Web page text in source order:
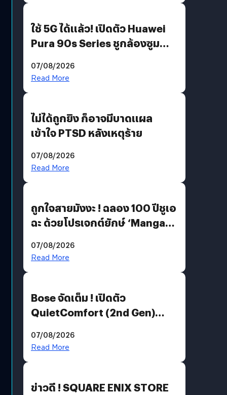
ใช้ 5G ได้แล้ว! เปิดตัว Huawei
Pura 90s Series ชูกล้องซูม
07/08/2026
Read More
ไม่ได้ถูกยิง ก็อาจมีบาดแผล
เข้าใจ PTSD หลังเหตุร้าย
07/08/2026
Read More
ถูกใจสายมังงะ ! ฉลอง 100 ปีชูเอ
ฉะ ด้วยโปรเจกต์ยักษ์ ‘Manga
มีภาษาไทยด้วย
07/08/2026
Read More
Bose จัดเต็ม ! เปิดตัว
QuietComfort (2nd Gen)
07/08/2026
Read More
ข่าวดี ! SQUARE ENIX STORE